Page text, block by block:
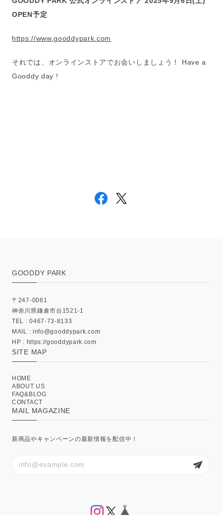
OPEN予定
https://www.gooddypark.com
それでは、オンラインストアでお会いしましょう！ Have a
Gooddy day !
GOODDY PARK
〒247-0061
神奈川県鎌倉市台1521-1
TEL : 0467-73-8133
MAIL : info@gooddypark.com
HP : https://gooddypark.com
SITE MAP
HOME
ABOUT US
FAQ&BLOG
CONTACT
MAIL MAGAZINE
新商品やキャンペーンの最新情報を配信中！